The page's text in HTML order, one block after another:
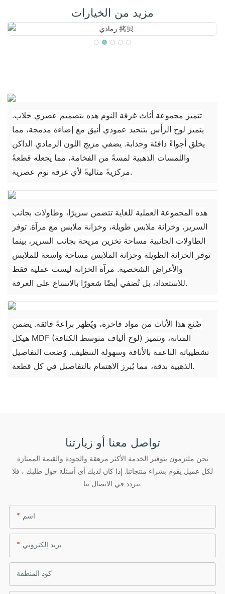
مزيد من الخيارات
تتميز مجموعة أثاث غرفة النوم هذه بتصميم عصري خلاب.
يتميز لوح الرأس بتنجيد عمودي أنيق مع إضاءة مدمجة، مما
يخلق أجواءً دافئة وجذابة. يضفي مزيج اللون الرمادي الداكن
واللمسات الذهبية لمسةً من الفخامة، مما يجعله قطعةً
مركزيةً مثاليةً لأي غرفة نوم عصرية.
هذه المجموعة العملية للغاية تتضمن سريرًا، وطاولات بجانب
السرير، وخزانة ملابس طويلة، وخزانة ملابس مع مرآة. توفر
الطاولات الجانبية مساحة تخزين مريحة بجانب السرير، بينما
توفر الخزانة الطويلة وخزانة الملابس مساحة واسعة للملابس
والأغراض الشخصية. مرآة الخزانة ليست عملية فقط
للاستعداد، بل تُضفي أيضًا شعورًا بالاتساع على الغرفة.
صُنع هذا الأثاث من مواد فاخرة، ويُظهر براعةً فائقة. يضمن
هيكل MDF (لوح ألياف متوسط ​​الكثافة) المتانة، وتتميز
تشطيباته الناعمة بالأناقة وسهولة التنظيف. وُضعت التفاصيل
الذهبية بدقة، مما يُبرز الاهتمام بالتفاصيل في كل قطعة.
تواصل معنا أو زيارتنا
نحن ملتزمون بتوفير الخدمة الأكثر مرهقة والجودة والقيمة الممتازة
لكل عميل يقوم بشراء منتجاتنا. إذا كان لديك أي أسئلة حول طلبك ، فلا
تتردد في الاتصال بنا.
اسم
بريد إلكتروني
كود المنطقة